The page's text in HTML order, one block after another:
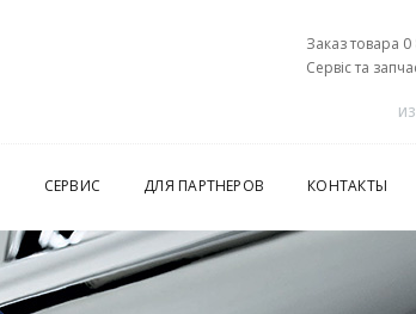
Заказ товара
Сервіс та
СЕРВИС ДЛЯ ПАРТНЕРОВ КОНТАКТЫ